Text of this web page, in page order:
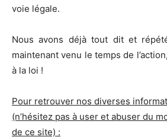
voie légale.
Nous avons déjà tout dit et
maintenant venu le temps de
à la loi !
Pour retrouver nos diverses
(n’hésitez pas à user et abuser du
de ce site) :